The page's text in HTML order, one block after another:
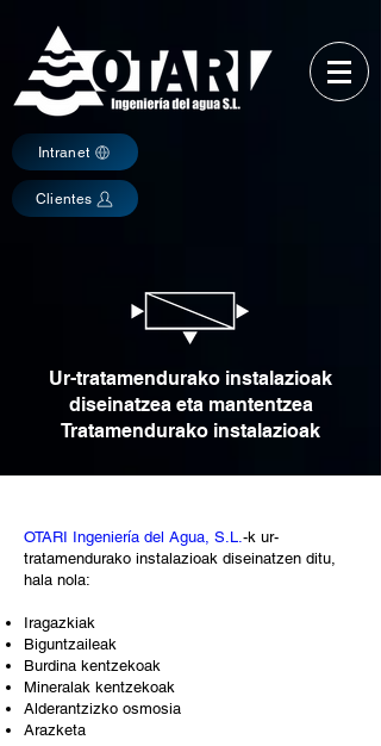
Intranet
Clientes
Ur-tratamendurako instalazioak
diseinatzea eta mantentzea
Tratamendurako instalazioak
OTARI Ingeniería del Agua, S.L.-k ur-
tratamendurako instalazioak diseinatzen ditu,
hala nola:
Iragazkiak
Biguntzaileak
Burdina kentzekoak
Mineralak kentzekoak
Alderantzizko osmosia
Arazketa